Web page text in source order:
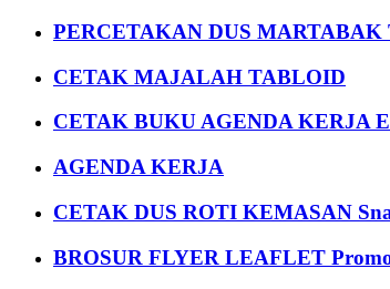
PERCETAKAN DUS MARTABAK
CETAK MAJALAH TABLOID
CETAK BUKU AGENDA KERJA
AGENDA KERJA
CETAK DUS ROTI KEMASAN
BROSUR FLYER LEAFLET